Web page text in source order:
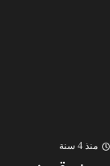
منذ 4 سنة